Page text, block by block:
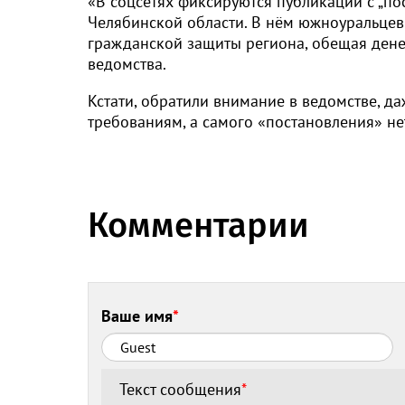
Челябинской области. В нём
гражданской защиты региона, обещая
ведомства.
Кстати, обратили внимание в ведомстве,
требованиям, а самого «постановления»
Комментарии
Ваше имя*
Текст сообщения*